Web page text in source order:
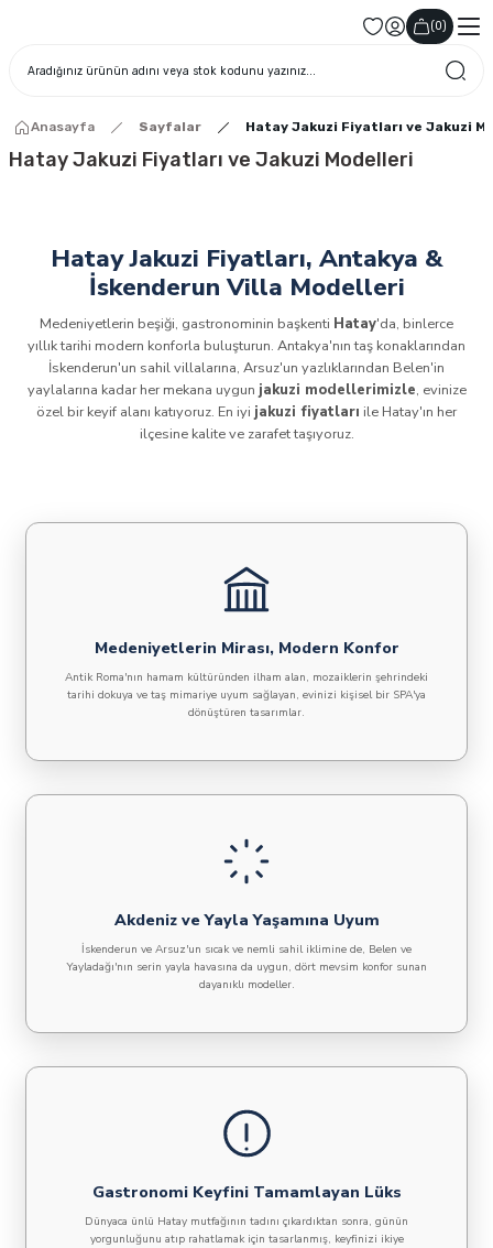
(0)
Anasayfa Sayfalar Hatay Jakuzi Fiyatları ve Jakuzi
Hatay Jakuzi Fiyatları ve Jakuzi Modelleri
Hatay Jakuzi Fiyatları, Antakya &
İskenderun Villa Modelleri
Medeniyetlerin beşiği, gastronominin başkenti Hatay'da, binlerce
yıllık tarihi modern konforla buluşturun. Antakya'nın taş konaklarından
İskenderun'un sahil villalarına, Arsuz'un yazlıklarından Belen'in
yaylalarına kadar her mekana uygun jakuzi modellerimizle, evinize
özel bir keyif alanı katıyoruz. En iyi jakuzi fiyatları ile Hatay'ın her
ilçesine kalite ve zarafet taşıyoruz.
Medeniyetlerin Mirası, Modern Konfor
Antik Roma'nın hamam kültüründen ilham alan, mozaiklerin şehrindeki
tarihi dokuya ve taş mimariye uyum sağlayan, evinizi kişisel bir SPA'ya
dönüştüren tasarımlar.
Akdeniz ve Yayla Yaşamına Uyum
İskenderun ve Arsuz'un sıcak ve nemli sahil iklimine de, Belen ve
Yayladağı'nın serin yayla havasına da uygun, dört mevsim konfor sunan
dayanıklı modeller.
Gastronomi Keyfini Tamamlayan Lüks
Dünyaca ünlü Hatay mutfağının tadını çıkardıktan sonra, günün
yorgunluğunu atıp rahatlamak için tasarlanmış, keyfinizi ikiye